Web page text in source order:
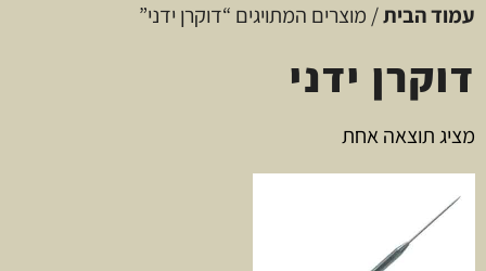
עמוד הבית/ מוצרים המתויגים “דוקרן ידני”
דוקרן ידני
מציג תוצאה אחת